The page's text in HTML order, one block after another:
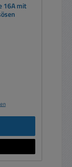
16A mit